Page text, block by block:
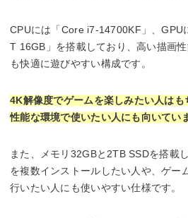
CPUには「Core i7-14700KF」、GPU
T 16GB」を搭載しており、高い描画
も快適に遊びやすい構成です。
4K解像度でゲームを楽しみたい人は
性能な環境で使いたい人にも向いてい
また、メモリ32GBと2TB SSDを搭載
を複数インストールしたい人や、ゲー
行いたい人にも使いやすい仕様です。